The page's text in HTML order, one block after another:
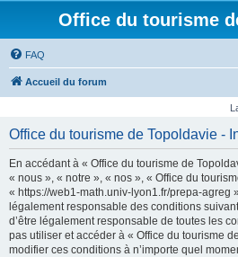
Office du tourisme
FAQ
Accueil du forum
Office du tourisme de Topoldavie -
En accédant à « Office du tourisme de
« nous », « notre », « nos », « Office du
« https://web1-math.univ-lyon1.fr/prepa-agreg
légalement responsable des conditions
d’être légalement responsable de toutes les
pas utiliser et accéder à « Office du tourisme
modifier ces conditions à n’importe quel